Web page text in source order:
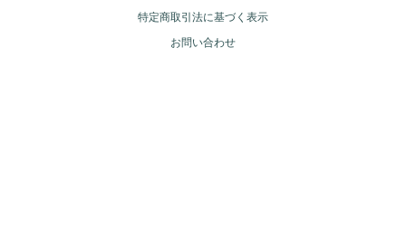
特定商取引法に基づく表示
お問い合わせ